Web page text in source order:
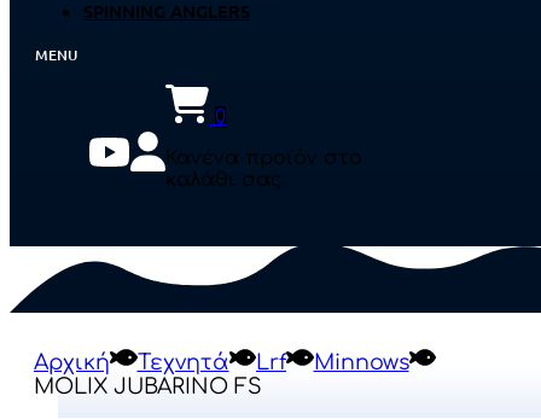
SPINNING ANGLERS
0
Κανένα προϊόν στο
καλάθι σας.
Αρχική Τεχνητά Lrf
Minnows
MOLIX JUBARINO FS